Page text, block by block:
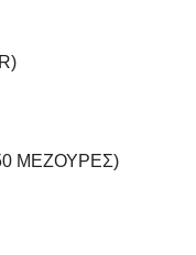
ΜΕΖΟΥΡΕΣ)